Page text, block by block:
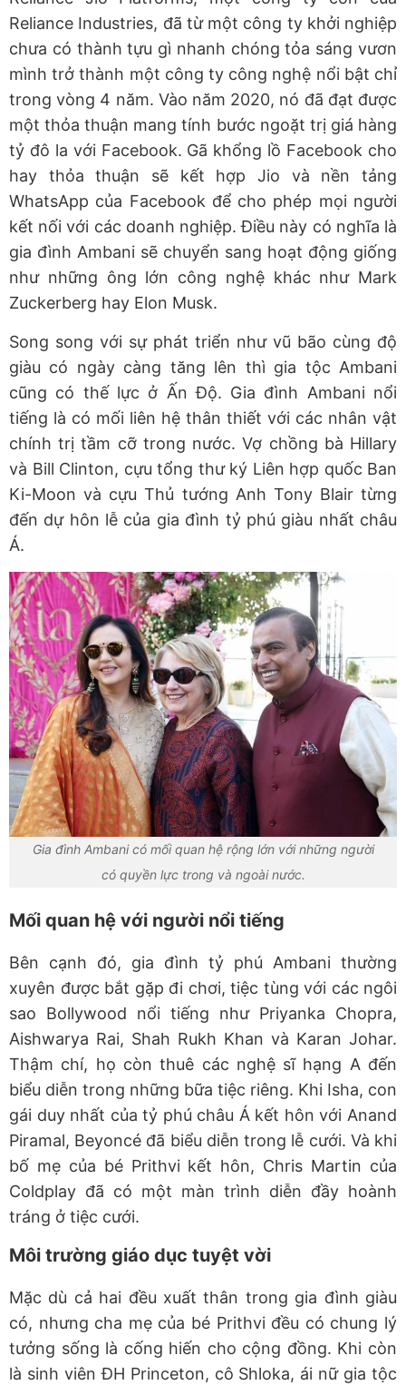
Reliance Industries, đã từ một công ty khởi nghiệp
chưa có thành tựu gì nhanh chóng tỏa sáng vươn
mình trở thành một công ty công nghệ nổi bật chỉ
trong vòng 4 năm. Vào năm 2020, nó đã đạt được
một thỏa thuận mang tính bước ngoặt trị giá hàng
tỷ đô la với Facebook. Gã khổng lồ Facebook cho
hay thỏa thuận sẽ kết hợp Jio và nền tảng
WhatsApp của Facebook để cho phép mọi người
kết nối với các doanh nghiệp. Điều này có nghĩa là
gia đình Ambani sẽ chuyển sang hoạt động giống
như những ông lớn công nghệ khác như Mark
Zuckerberg hay Elon Musk.
Song song với sự phát triển như vũ bão cùng độ
giàu có ngày càng tăng lên thì gia tộc Ambani
cũng có thế lực ở Ấn Độ. Gia đình Ambani nổi
tiếng là có mối liên hệ thân thiết với các nhân vật
chính trị tầm cỡ trong nước. Vợ chồng bà Hillary
và Bill Clinton, cựu tổng thư ký Liên hợp quốc Ban
Ki-Moon và cựu Thủ tướng Anh Tony Blair từng
đến dự hôn lễ của gia đình tỷ phú giàu nhất châu
Á.
Gia đình Ambani có mối quan hệ rộng lớn với những người
có quyền lực trong và ngoài nước.
Mối quan hệ với người nổi tiếng
Bên cạnh đó, gia đình tỷ phú Ambani thường
xuyên được bắt gặp đi chơi, tiệc tùng với các ngôi
sao Bollywood nổi tiếng như Priyanka Chopra,
Aishwarya Rai, Shah Rukh Khan và Karan Johar.
Thậm chí, họ còn thuê các nghệ sĩ hạng A đến
biểu diễn trong những bữa tiệc riêng. Khi Isha, con
gái duy nhất của tỷ phú châu Á kết hôn với Anand
Piramal, Beyoncé đã biểu diễn trong lễ cưới. Và khi
bố mẹ của bé Prithvi kết hôn, Chris Martin của
Coldplay đã có một màn trình diễn đầy hoành
tráng ở tiệc cưới.
Môi trường giáo dục tuyệt vời
Mặc dù cả hai đều xuất thân trong gia đình giàu
có, nhưng cha mẹ của bé Prithvi đều có chung lý
tưởng sống là cống hiến cho cộng đồng. Khi còn
là sinh viên ĐH Princeton, cô Shloka, ái nữ gia tộc